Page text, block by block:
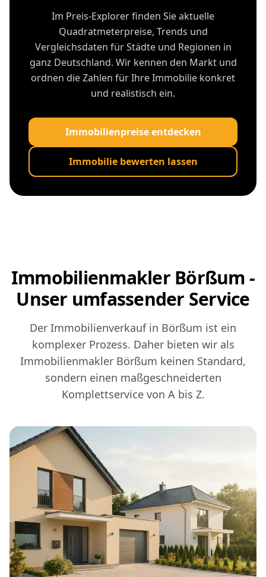
Im Preis-Explorer finden Sie aktuelle
Quadratmeterpreise, Trends und
Vergleichsdaten für Städte und Regionen in
ganz Deutschland. Wir kennen den Markt und
ordnen die Zahlen für Ihre Immobilie konkret
und realistisch ein.
Immobilienpreise entdecken
Immobilie bewerten lassen
Immobilienmakler Börßum -
Unser umfassender Service
Der Immobilienverkauf in Börßum ist ein
komplexer Prozess. Daher bieten wir als
Immobilienmakler Börßum keinen Standard,
sondern einen maßgeschneiderten
Komplettservice von A bis Z.